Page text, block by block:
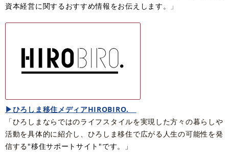
資本経営に関するおすすめ情報をお伝えします。
」
▶ひろしま移住メディアHIROBIRO.​
「ひろしまならではのライフスタイルを実現した方々の暮らしや
活動を具体的に紹介し、ひろしま移住で広がる人生の可能性を発
信する"移住サポートサイト"です。」​